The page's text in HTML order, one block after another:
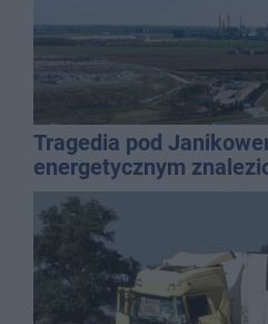
Tragedia pod
energetycznym
mężczyzny